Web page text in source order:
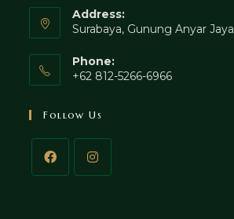
Address:
Surabaya, Gunung Anyar Jaya
Phone:
+62 812-5266-6966
Follow Us